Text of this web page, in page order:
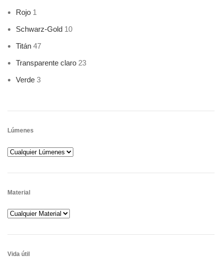
Rojo 1
Schwarz-Gold 10
Titán 47
Transparente claro 23
Verde 3
Lúmenes
Material
Vida útil